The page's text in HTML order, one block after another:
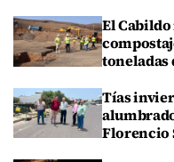
El
toneladas
Tías
Florencio